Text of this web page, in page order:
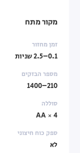
מקור מתח
זמן מחזור
0.1–2.5 שניות
מספר הבזקים
210–1400
סוללה
4 × AA
ספק כוח חיצוני
לא